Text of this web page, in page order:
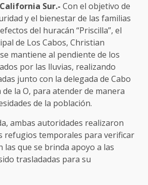
Sur.- Con el objetivo de
y el bienestar de las familias
del huracán “Priscilla”, el
de Los Cabos, Christian
mantiene al pendiente de los
por las lluvias, realizando
junto con la delegada de Cabo
de la O, para atender de manera
de la población.
ambas autoridades realizaron
refugios temporales para verificar
las que se brinda apoyo a las
trasladadas para su